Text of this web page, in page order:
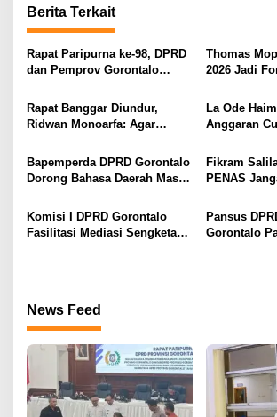
g
a
s
i
p
o
s
Berita Terkait
Rapat Paripurna ke-98, DPRD
dan Pemprov Gorontalo
PPAS 2026
Thomas
2026 Jadi
Rapat Banggar Diundur,
Ridwan Monoarfa: Agar
APBD Lebih Komprehensif
La Ode
Anggaran
Bapemperda DPRD Gorontalo
Dorong Bahasa Daerah Masuk
Fikram
PENAS
Pansus
Komisi I DPRD Gorontalo
Fasilitasi Mediasi Sengketa
Pansus
Gorontalo
News Feed